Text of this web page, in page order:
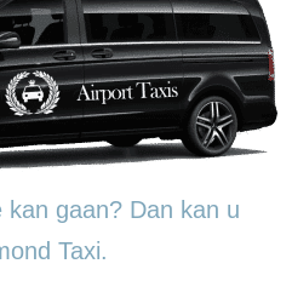
gaan? Dan kan u
Taxi.